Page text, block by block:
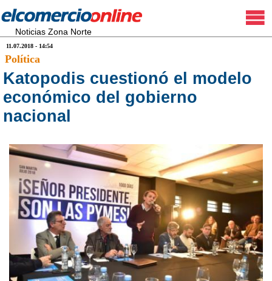
Noticias Zona Norte
11.07.2018 - 14:54
Política
Katopodis cuestionó el modelo
económico del gobierno
nacional